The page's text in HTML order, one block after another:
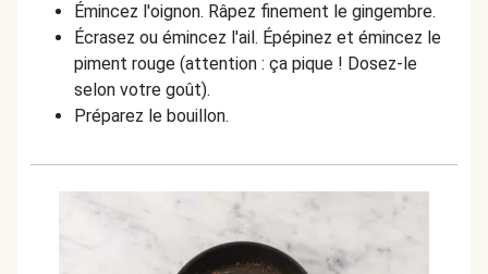
Émincez l'oignon. Râpez finement le gingembre.
Écrasez ou émincez l'ail. Épépinez et émincez le
piment rouge (attention : ça pique ! Dosez-le
selon votre goût).
Préparez le bouillon.